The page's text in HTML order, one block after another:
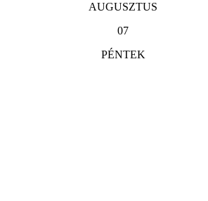
AUGUSZTUS
07
PÉNTEK